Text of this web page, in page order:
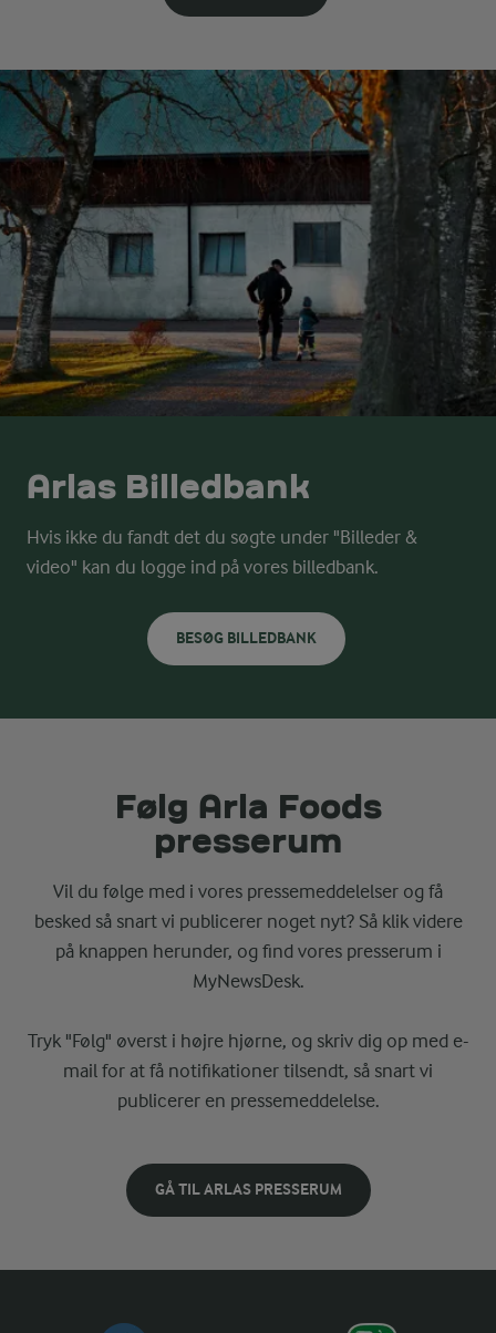
Arlas Billedbank
Hvis ikke du fandt det du søgte under "Billeder &
video" kan du logge ind på vores billedbank.
BESØG BILLEDBANK
Følg Arla Foods
presserum
Vil du følge med i vores pressemeddelelser og få
besked så snart vi publicerer noget nyt? Så klik videre
på knappen herunder, og find vores presserum i
MyNewsDesk.
Tryk "Følg" øverst i højre hjørne, og skriv dig op med e-
mail for at få notifikationer tilsendt, så snart vi
publicerer en pressemeddelelse.
GÅ TIL ARLAS PRESSERUM